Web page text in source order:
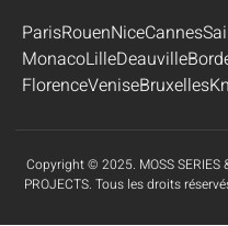
ParisRouenNiceCannes
MonacoLilleDeauville
FlorenceVeniseBruxelles
Copyright © 2025. MOSS SERIES
PROJECTS. Tous les droits